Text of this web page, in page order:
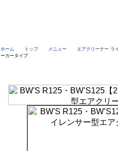
ホーム トップ メニュー エアクリーナー ラ
ーカータイプ